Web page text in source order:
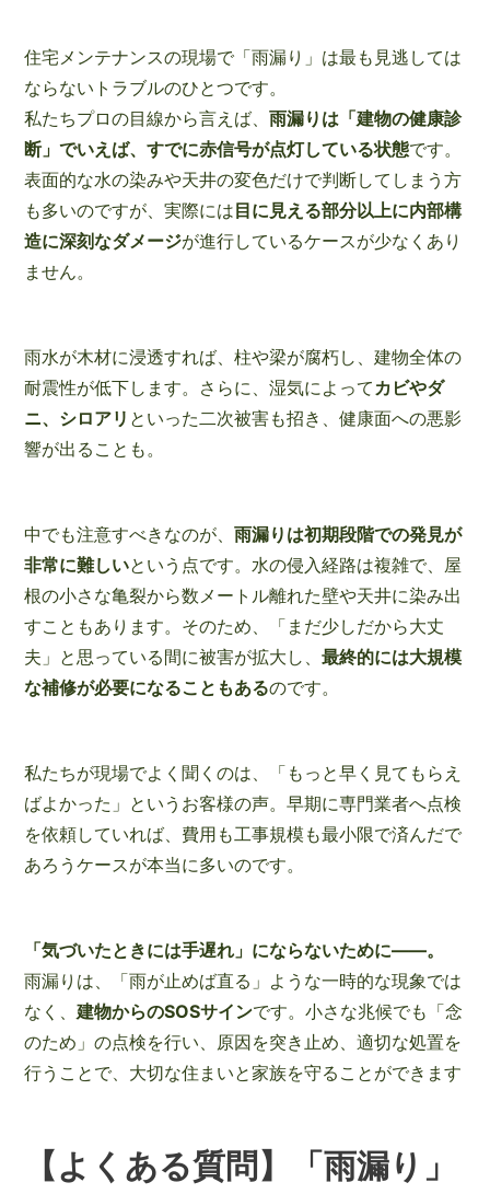
住宅メンテナンスの現場で「雨漏り」は最も見逃しては
ならないトラブルのひとつです。
私たちプロの目線から言えば、 雨漏りは「建物の健康診
断」でいえば、すでに赤信号が点灯している状態です。
表面的な水の染みや天井の変色だけで判断してしまう方
も多いのですが、実際には目に見える部分以上に内部構
造に深刻なダメージが進行しているケースが少なくあり
ません。
雨水が木材に浸透すれば、柱や梁が腐朽し、建物全体の
耐震性が低下します。さらに、湿気によって カビやダ
ニ、シロアリ といった二次被害も招き、健康面への悪影
響が出ることも。
中でも注意すべきなのが、 雨漏りは初期段階での発見が
非常に難しいという点です。水の侵入経路は複雑で、屋
根の小さな亀裂から数メートル離れた壁や天井に染み出
すこともあります。そのため、「まだ少しだから大丈
夫」と思っている間に被害が拡大し、 最終的には大規模
な補修が必要になることもあるのです。
私たちが現場でよく聞くのは、「もっと早く見てもらえ
ばよかった」というお客様の声。早期に専門業者へ点検
を依頼していれば、費用も工事規模も最小限で済んだで
あろうケースが本当に多いのです。
「気づいたときには手遅れ」にならないために——。
雨漏りは、「雨が止めば直る」ような一時的な現象では
なく、 建物からのSOSサインです。小さな兆候でも「念
のため」の点検を行い、原因を突き止め、適切な処置を
行うことで、大切な住まいと家族を守ることができます
【よくある質問】「雨漏り」